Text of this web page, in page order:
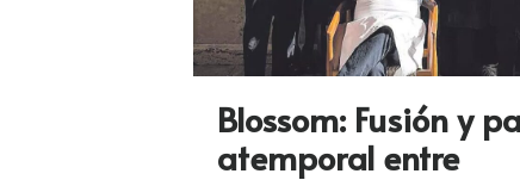
Blossom: Fusión y
atemporal entre